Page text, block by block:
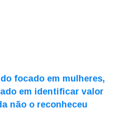
focado em mulheres,
em identificar valor
não o reconheceu